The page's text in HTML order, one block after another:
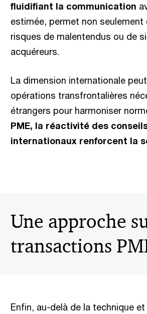
fluidifiant la communication
estimée, permet non
risques de malentendus ou de
acquéreurs.
La dimension internationale
opérations transfrontalières
étrangers pour harmoniser
PME, la réactivité des
internationaux renforcent la
Une approche
transactions
Enfin, au-delà de la technique